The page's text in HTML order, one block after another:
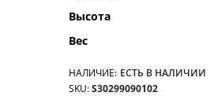
Высота
Вес
НАЛИЧИЕ: ЕСТЬ В НАЛИЧИИ
SKU S30299090102